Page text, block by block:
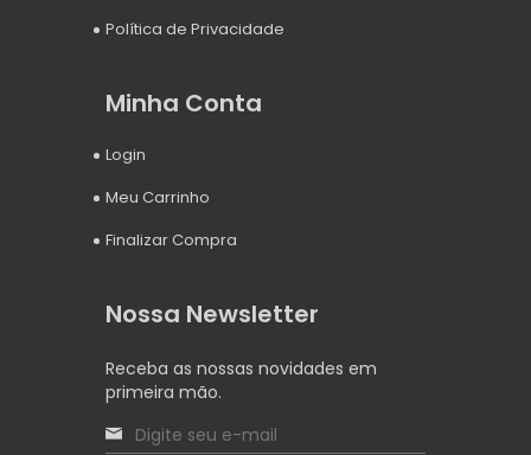
Política de Privacidade
Minha Conta
Login
Meu Carrinho
Finalizar Compra
Nossa Newsletter
Receba as nossas novidades em
primeira mão.